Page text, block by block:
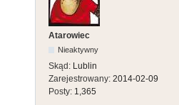
Atarowiec
Nieaktywny
Skąd: Lublin
Zarejestrowany: 2014-02-09
Posty: 1,365